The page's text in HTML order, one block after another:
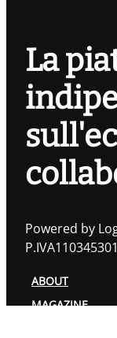
La
Powered by
ABOUT
MAGAZINE